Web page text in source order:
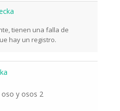
tienen una falla de
hay un registro.
oso y osos 2